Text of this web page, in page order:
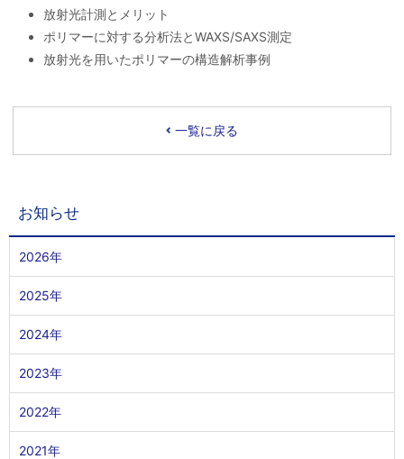
放射光計測とメリット
ポリマーに対する分析法とWAXS/SAXS測定
放射光を用いたポリマーの構造解析事例
一覧に戻る
お知らせ
2026年
2025年
2024年
2023年
2022年
2021年